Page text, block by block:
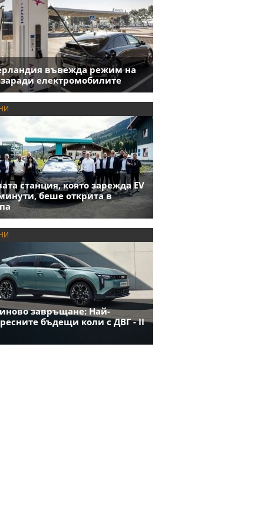
въвежда режим на
заради електромобилите
станция, която зарежда EV
беше открита в
завръщане: Най-
бъдещи коли с ДВГ - II